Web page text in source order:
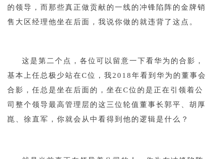
的领导，而那些真正做贡献的一线的冲锋陷阵的金牌销
售大区经理他坐在后面，我说你做的就违背了这点。
这是第二个点，各位可以留意一下看华为的合影，
基本上任总极少站在C位，我2018年看到华为的董事会
合影，任总是坐在后面的，坐在C位的是正在引领着公
司整个领导最高管理层的这三位轮值董事长郭平、胡厚
崑、徐直军，你就会从中看得到他的逻辑是什么？